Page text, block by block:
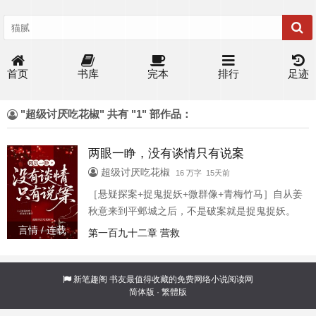
首页 书库 完本 排行 足迹
"超级讨厌吃花椒" 共有 "1" 部作品：
言情 / 连载
两眼一睁，没有谈情只有说案
超级讨厌吃花椒 16 万字 15天前
［悬疑探案+捉鬼捉妖+微群像+青梅竹马］自从姜
秋意来到平邺城之后，不是破案就是捉鬼捉妖。
更夫失心案，新娘失踪案？没关系，她来破。九
睁就是看看今天发生了什么案子，平邺城又出了
什么幺蛾子。 一个人忙这些？怎么可能，当然要
拉上几个免费劳动力了。身边的竹马是大名鼎鼎
的三清阁阁主，这个她知道。 但却不知，之前无
第一百九十二章 营救
新笔趣阁 书友最值得收藏的免费网络小说阅读网
简体版 · 繁體版